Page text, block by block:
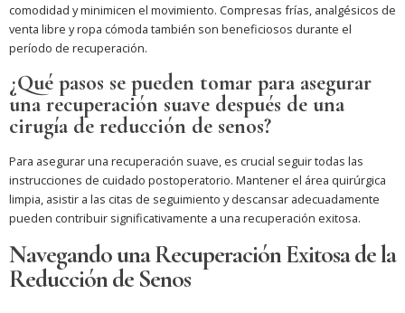
comodidad y minimicen el movimiento. Compresas frías, analgésicos de
venta libre y ropa cómoda también son beneficiosos durante el
período de recuperación.
¿Qué pasos se pueden tomar para asegurar
una recuperación suave después de una
cirugía de reducción de senos?
Para asegurar una recuperación suave, es crucial seguir todas las
instrucciones de cuidado postoperatorio. Mantener el área quirúrgica
limpia, asistir a las citas de seguimiento y descansar adecuadamente
pueden contribuir significativamente a una recuperación exitosa.
Navegando una Recuperación Exitosa de la
Reducción de Senos